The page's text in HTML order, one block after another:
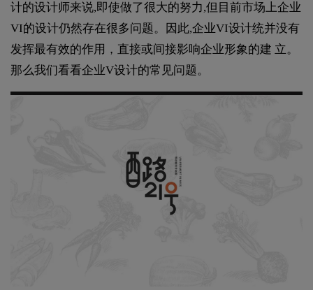
计的设计师来说,即使做了很大的努力,但目前市场上企业
VI的设计仍然存在很多问题。因此,企业VI设计统并没有
发挥最有效的作用，直接或间接影响企业形象的建 立。
那么我们看看企业V设计的常见问题。